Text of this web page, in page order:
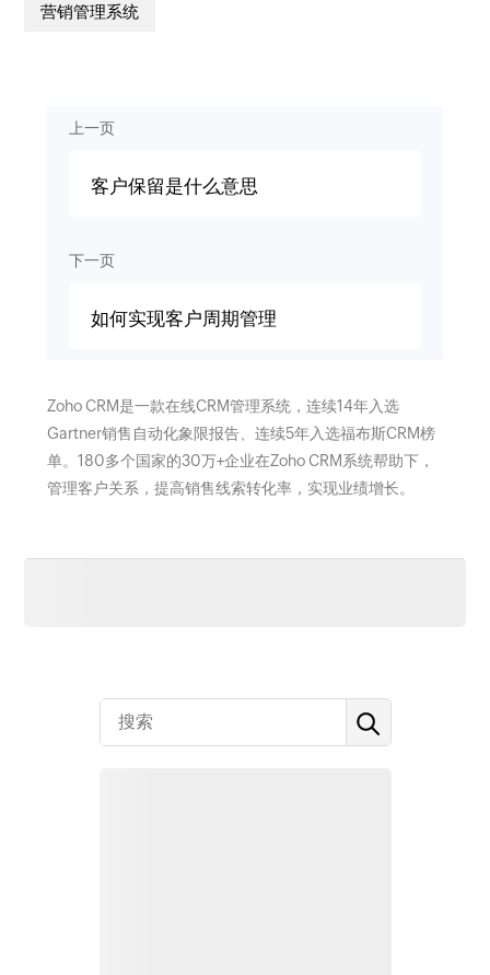
营销管理系统
上一页
客户保留是什么意思
下一页
如何实现客户周期管理
Zoho CRM是一款在线CRM管理系统，连续14年入选
Gartner销售自动化象限报告、连续5年入选福布斯CRM榜
单。180多个国家的30万+企业在Zoho CRM系统帮助下，
管理客户关系，提高销售线索转化率，实现业绩增长。